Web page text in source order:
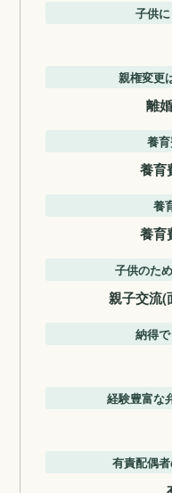
子供
親権変更
離
養
養育
養
養育
子供のた
親子交流(
納得
経験豊富な
有責配偶